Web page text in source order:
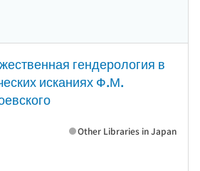
гендерология в
исканиях Ф.М.
Other Libraries in Japan